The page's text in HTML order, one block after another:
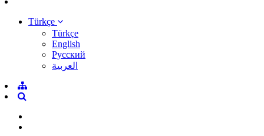
Türkçe
Türkçe
English
Pусский
العربية